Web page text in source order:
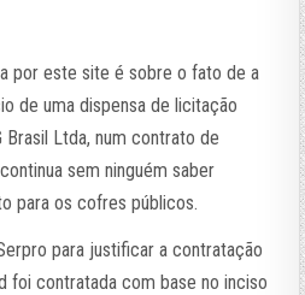
por este site é sobre o fato de a
de uma dispensa de licitação
Brasil Ltda, num contrato de
sem ninguém saber
para os cofres públicos.
para justificar a contratação
foi contratada com base no inciso